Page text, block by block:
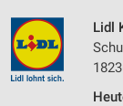
Lidl